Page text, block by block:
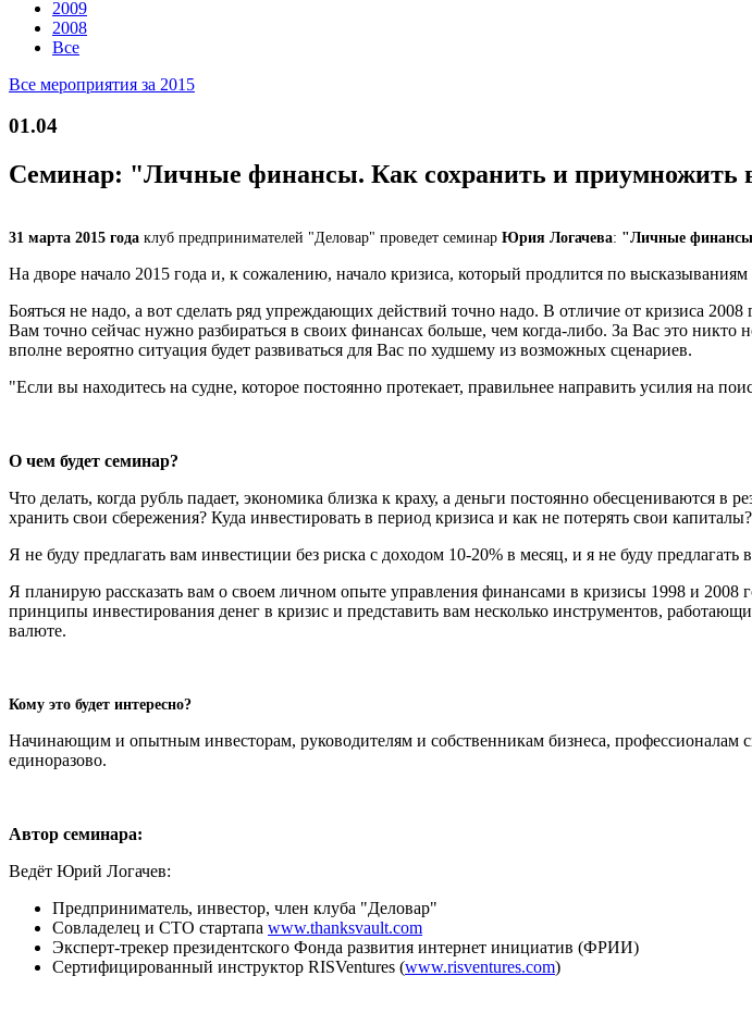
2009
2008
Все
Все мероприятия за 2015
01.04
Семинар: "Личные финансы. Как сохранить и приумножить
31 марта 2015 года клуб предпринимателей "Деловар" проведет семинар Юрия Логачева: "Личные
На дворе начало 2015 года и, к сожалению, начало кризиса, который продлится по
Бояться не надо, а вот сделать ряд упреждающих действий точно надо. В отличие от кризиса
Вам точно сейчас нужно разбираться в своих финансах больше, чем когда-либо. За Вас это
вполне вероятно ситуация будет развиваться для Вас по худшему из возможных сценариев.
"Если вы находитесь на судне, которое постоянно протекает, правильнее направить усилия на
О чем будет семинар?
Что делать, когда рубль падает, экономика близка к краху, а деньги постоянно обесцениваются в
хранить свои сбережения? Куда инвестировать в период кризиса и как не потерять свои
Я не буду предлагать вам инвестиции без риска с доходом 10-20% в месяц, и я не буду
Я планирую рассказать вам о своем личном опыте управления финансами в кризисы 1998 и 2008
принципы инвестирования денег в кризис и представить вам несколько инструментов,
валюте.
Кому это будет интересно?
Начинающим и опытным инвесторам, руководителям и собственникам бизнеса, профессионалам
единоразово.
Автор семинара:
Ведёт Юрий Логачев:
Предприниматель, инвестор, член клуба "Деловар"
Совладелец и СТО стартапа www.thanksvault.com
Эксперт-трекер президентского Фонда развития интернет инициатив (ФРИИ)
Сертифицированный инструктор RISVentures (www.risventures.com)